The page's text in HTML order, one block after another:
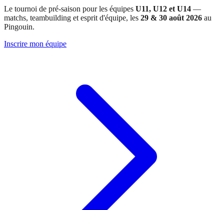
Le tournoi de pré-saison pour les équipes U11, U12 et U14 —
matchs, teambuilding et esprit d'équipe, les 29 & 30 août 2026 au
Pingouin.
Inscrire mon équipe